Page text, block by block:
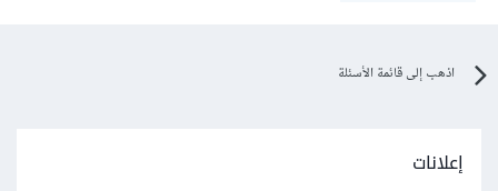
اذهب إلى قائمة الأسئلة
إعلانات